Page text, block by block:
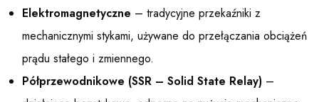
Elektromagnetyczne – tradycyjne przekaźniki z
mechanicznymi stykami, używane do przełączania obciążeń
prądu stałego i zmiennego.
Półprzewodnikowe (SSR – Solid State Relay) –